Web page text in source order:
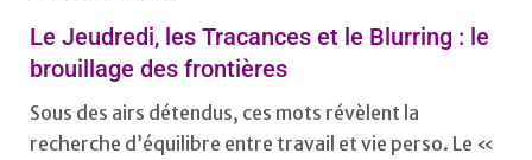
Le Jeudredi, les Tracances et le Blurring : le
brouillage des frontières
Sous des airs détendus, ces mots révèlent la
recherche d’équilibre entre travail et vie perso. Le «